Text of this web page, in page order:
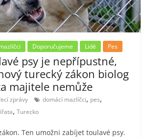
Doporučujeme Lidé Pes
psy je nepřípustné,
turecký zákon biolog
majitele nemůže
zprávy domácí mazlíčci, pes,
,Turecko
Ten umožni zabíjet toulavé psy.